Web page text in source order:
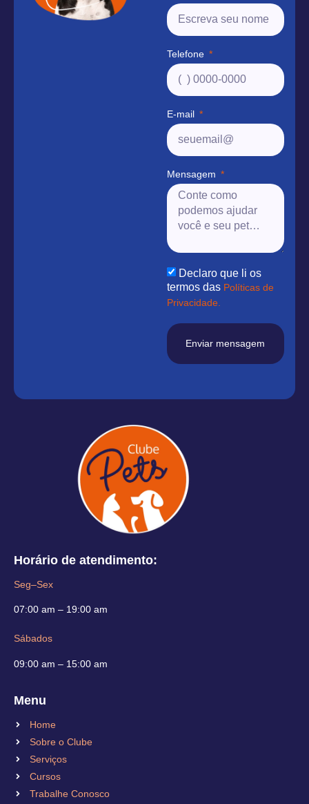
Telefone
E-mail
Mensagem
Declaro que li os
termos das Políticas de
Privacidade.
Enviar mensagem
Horário de atendimento:
Seg–Sex
07:00 am – 19:00 am
Sábados
09:00 am – 15:00 am
Menu
Home
Sobre o Clube
Serviços
Cursos
Trabalhe Conosco